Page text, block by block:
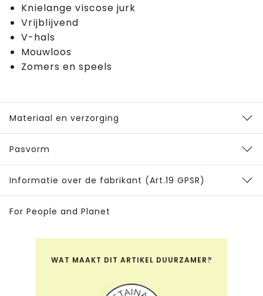
Knielange viscose jurk
Vrijblijvend
V-hals
Mouwloos
Zomers en speels
Materiaal en verzorging
Pasvorm
Informatie over de fabrikant (Art.19 GPSR)
For People and Planet
WAT MAAKT DIT ARTIKEL DUURZAMER?